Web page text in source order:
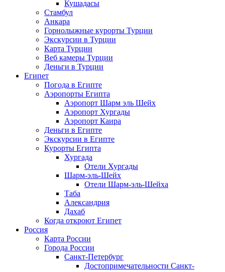
Кушадасы
Стамбул
Анкара
Горнолыжные курорты Турции
Экскурсии в Турции
Карта Турции
Веб камеры Турции
Деньги в Турции
Египет
Погода в Египте
Аэропорты Египта
Аэропорт Шарм эль Шейх
Аэропорт Хургады
Аэропорт Каира
Деньги в Египте
Экскурсии в Египте
Курорты Египта
Хургада
Отели Хургады
Шарм-эль-Шейх
Отели Шарм-эль-Шейха
Таба
Александрия
Дахаб
Когда откроют Египет
Россия
Карта России
Города России
Санкт-Петербург
Достопримечательности Санкт-